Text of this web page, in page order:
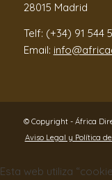
28015 Madrid
Telf: (+34) 91 544
Email:
© Copyright - África
Aviso Legal y Política
Esta web utiliza